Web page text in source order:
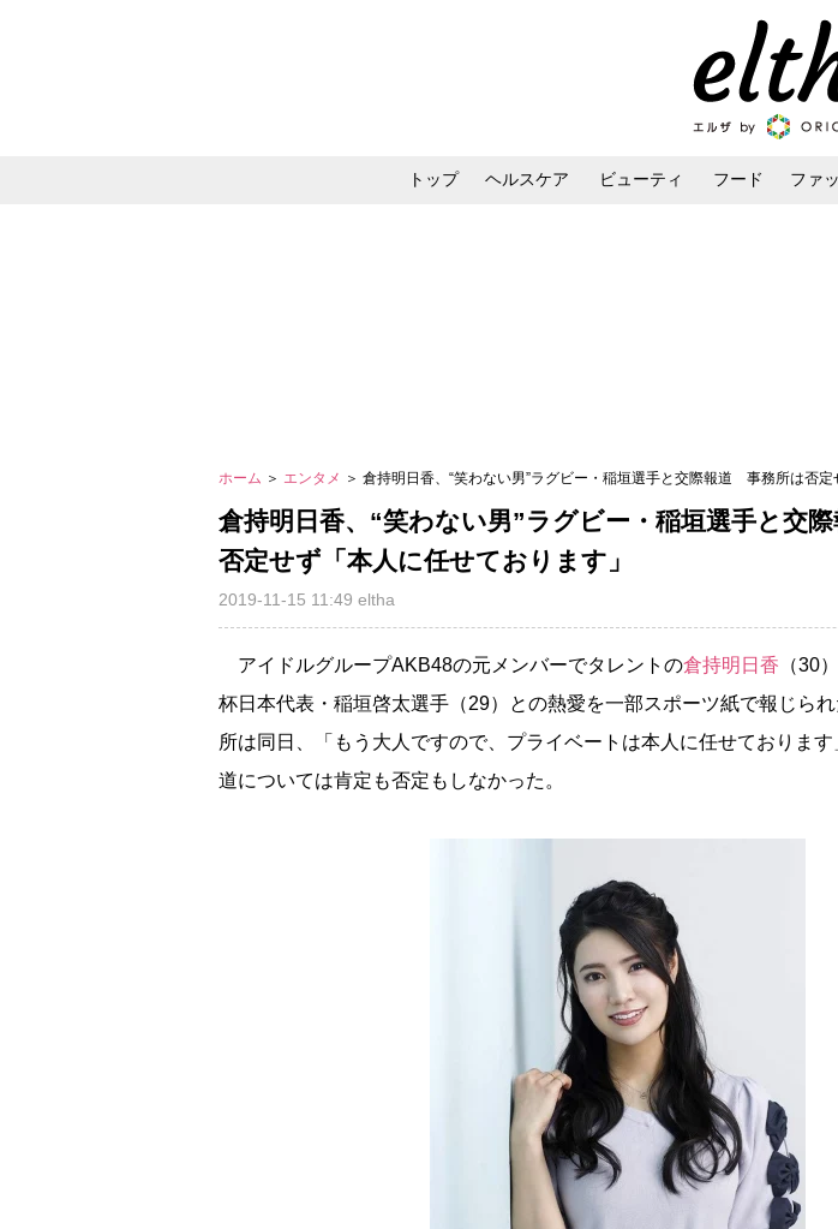
トップ ヘルスケア ビューティ フード ファ
ホーム ＞ エンタメ ＞ 倉持明日香、“笑わない男”ラグビー・稲垣選手と交際報道 事務所は否定
倉持明日香、“笑わない男”ラグビー・稲垣選手と交
否定せず「本人に任せております」
2019-11-15 11:49 eltha
アイドルグループAKB48の元メンバーでタレントの倉持明日香 （30
杯日本代表・稲垣啓太選手（29）との熱愛を一部スポーツ紙で報じら
所は同日、「もう大人ですので、プライベートは本人に任せておりま
道については肯定も否定もしなかった。